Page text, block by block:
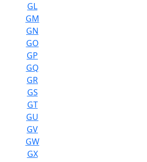
GL
GM
GN
GO
GP
GQ
GR
GS
GT
GU
GV
GW
GX